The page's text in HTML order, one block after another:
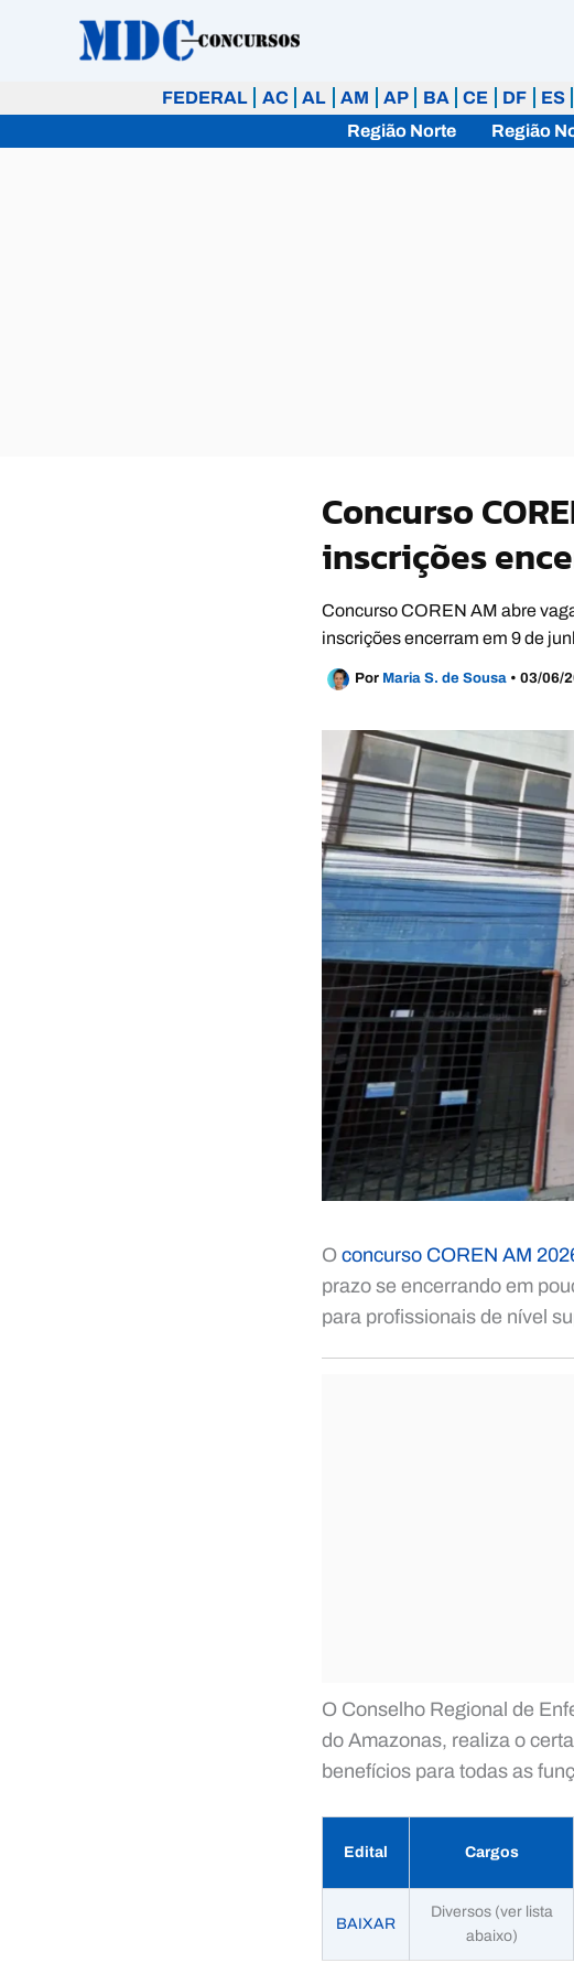
FEDERAL AC AL AM AP BA CE DF ES
Região Norte
Região
Concurso
inscrições
Concurso COREN AM abre
inscrições encerram em 9 de
Por Maria S. de Sousa • 03/06/
O concurso COREN AM
prazo se encerrando em
para profissionais de nível
O Conselho Regional de
do Amazonas, realiza o
benefícios para todas as
Edital Cargos
BAIXAR
Diversos (ver lista
abaixo)